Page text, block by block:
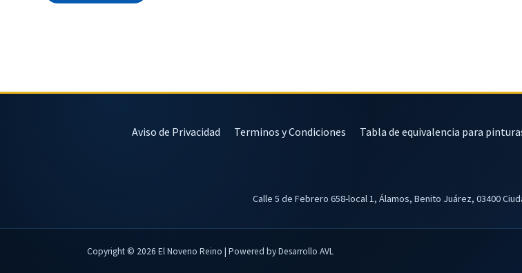
Aviso de Privacidad Terminos y Condiciones Tabla de equivalencia para
Calle 5 de Febrero 658-local 1, Álamos, Benito Juárez, 03400
Copyright © 2026 El Noveno Reino | Powered by Desarrollo AVL